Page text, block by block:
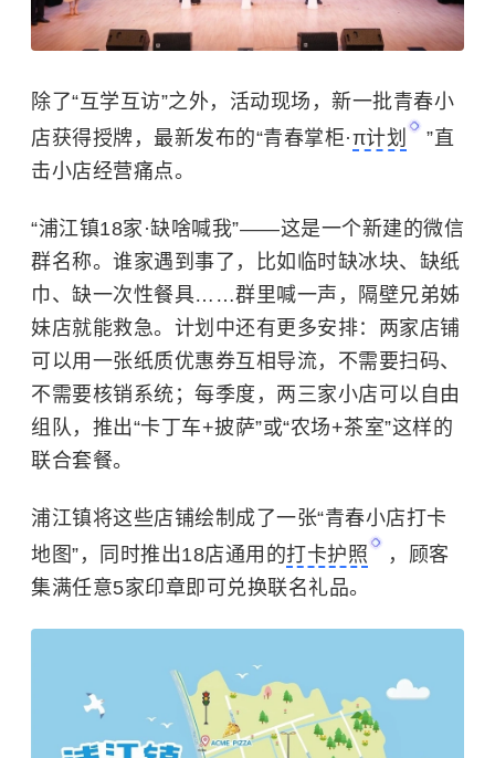
除了“互学互访”之外，活动现场，新一批青春小
店获得授牌，最新发布的“青春掌柜·π计划
”直
击小店经营痛点。
“浦江镇18家·缺啥喊我”——这是一个新建的微信
群名称。谁家遇到事了，比如临时缺冰块、缺纸
巾、缺一次性餐具……群里喊一声，隔壁兄弟姊
妹店就能救急。计划中还有更多安排：两家店铺
可以用一张纸质优惠券互相导流，不需要扫码、
不需要核销系统；每季度，两三家小店可以自由
组队，推出“卡丁车+披萨”或“农场+茶室”这样的
联合套餐。
浦江镇将这些店铺绘制成了一张“青春小店打卡
地图”，同时推出18店通用的打卡护照
，顾客
集满任意5家印章即可兑换联名礼品。